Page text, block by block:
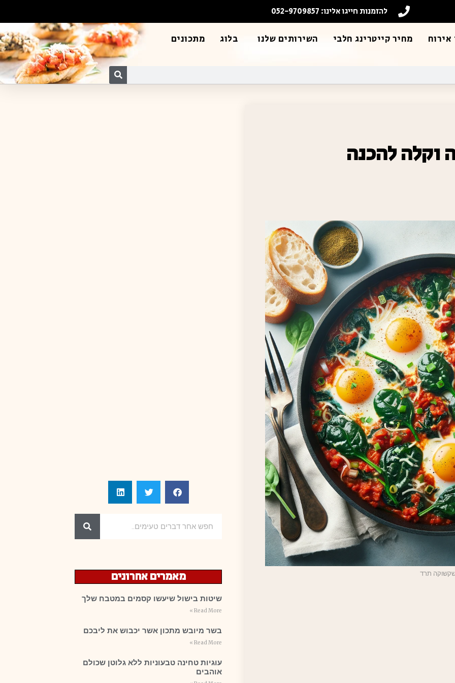
להזמנות חייגו אלינו: 052-9709857
מחיר קייטרינג חלבי השירותים שלנו בלוג מתכונים
להכנה
תרד מאמרים אחרונים
שיטות בישול שיעשו קסמים במטבח שלך
Read More »
בשר מיובש מתכון אשר יכבוש את ליבכם
Read More »
עוגיות טחינה טבעוניות ללא גלוטן שכולם
אוהבים